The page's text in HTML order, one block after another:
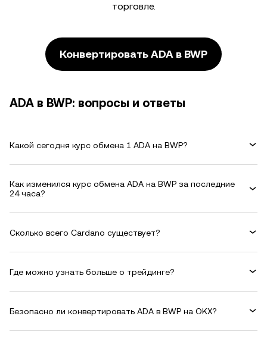
торговле.
Конвертировать ADA в BWP
ADA в BWP: вопросы и ответы
Какой сегодня курс обмена 1 ADA на BWP?
Как изменился курс обмена ADA на BWP за последние
24 часа?
Сколько всего Cardano существует?
Где можно узнать больше о трейдинге?
Безопасно ли конвертировать ADA в BWP на OKX?